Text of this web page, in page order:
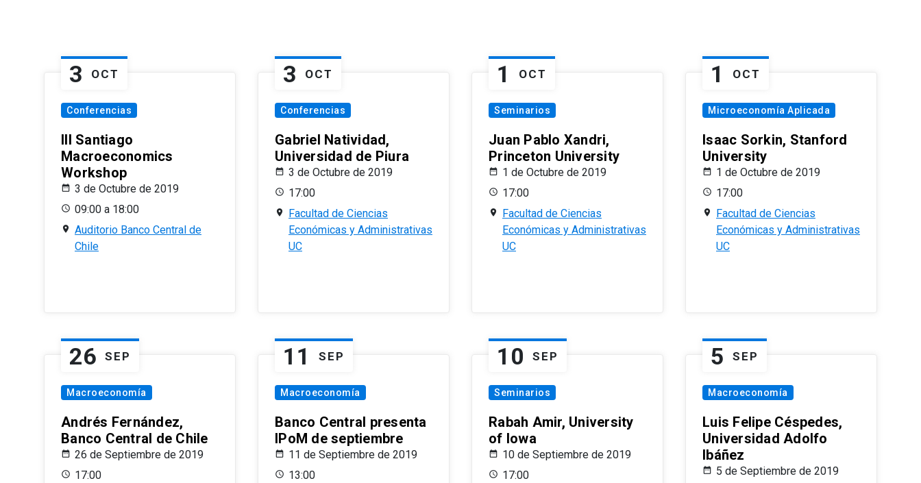
3 OCT
Conferencias
III Santiago
Macroeconomics
Workshop
3 de Octubre de 2019
09:00 a 18:00
Auditorio Banco Central de
Chile
3 OCT
Conferencias
Gabriel Natividad,
Universidad de Piura
3 de Octubre de 2019
17:00
Facultad de Ciencias
Económicas y Administrativas
UC
1 OCT
Seminarios
Juan Pablo Xandri,
Princeton University
1 de Octubre de 2019
17:00
Facultad de Ciencias
Económicas y Administrativas
UC
1 OCT
Microeconomía Aplicada
Isaac Sorkin, Stanford
University
1 de Octubre de 2019
17:00
Facultad de Ciencias
Económicas y Administrativas
UC
26 SEP
Macroeconomía
Andrés Fernández,
Banco Central de Chile
26 de Septiembre de 2019
17:00
11 SEP
Macroeconomía
Banco Central presenta
IPoM de septiembre
11 de Septiembre de 2019
13:00
10 SEP
Seminarios
Rabah Amir, University
of Iowa
10 de Septiembre de 2019
17:00
5 SEP
Macroeconomía
Luis Felipe Céspedes,
Universidad Adolfo
Ibáñez
5 de Septiembre de 2019